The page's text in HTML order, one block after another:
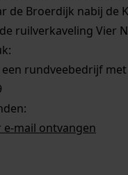
de Broerdijk nabij de
ruilverkaveling Vier
rundveebedrijf
e-mail ontvangen